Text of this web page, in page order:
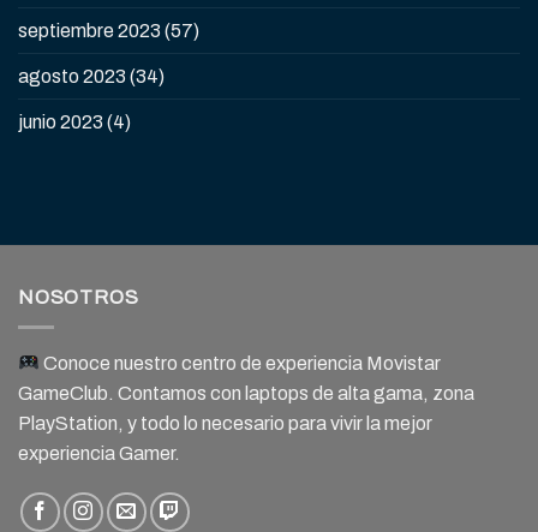
septiembre 2023 (57)
agosto 2023 (34)
junio 2023 (4)
NOSOTROS
Conoce nuestro centro de experiencia Movistar
GameClub. Contamos con laptops de alta gama, zona
PlayStation, y todo lo necesario para vivir la mejor
experiencia Gamer.